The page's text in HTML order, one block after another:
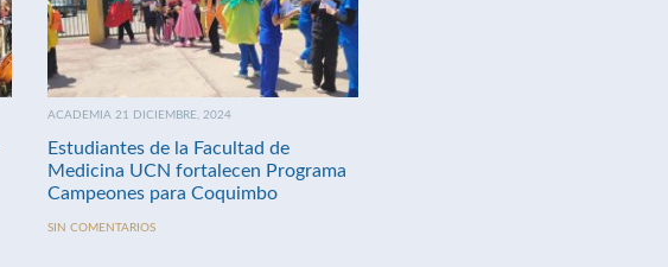
ACADEMIA 21 DICIEMBRE, 2024
Estudiantes de la Facultad de
Medicina UCN fortalecen Programa
Campeones para Coquimbo
SIN COMENTARIOS